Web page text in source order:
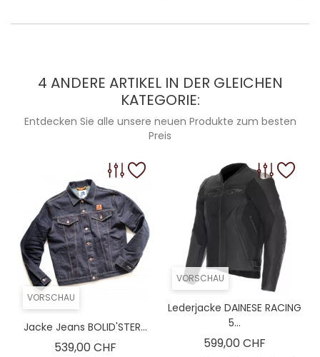
4 ANDERE ARTIKEL IN DER GLEICHEN
KATEGORIE:
Entdecken Sie alle unsere neuen Produkte zum besten
Preis
VORSCHAU
Jacke Jeans BOLID'STER...
539,00 CHF
VORSCHAU
Lederjacke DAINESE RACING
5...
599,00 CHF